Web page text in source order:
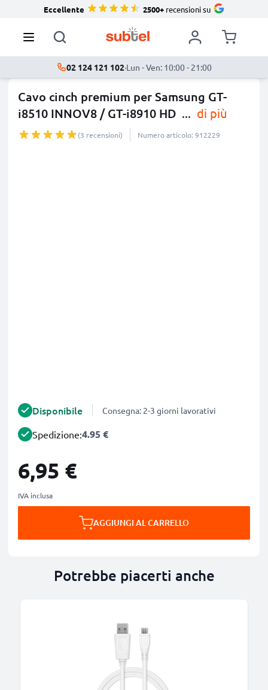
Eccellente 2500+recensioni su
02 124 121 102·Lun - Ven: 10:00 - 21:00
Cavo cinch premium per Samsung GT-
i8510 INNOV8 / GT-i8910 HD ... di più
(3 recensioni) Numero articolo: 912229
Disponibile Consegna: 2-3 giorni lavorativi
Spedizione:4.95 €
6,95 €
IVA inclusa
AGGIUNGI AL CARRELLO
Potrebbe piacerti anche